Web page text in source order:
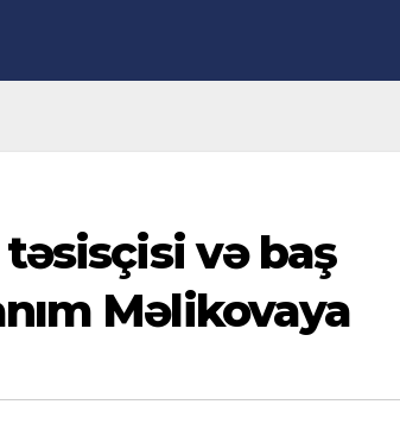
və baş
Məlikovaya